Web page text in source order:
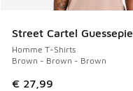
Street Cartel Guessepie
Homme T-Shirts
Brown - Brown - Brown
€ 27,99